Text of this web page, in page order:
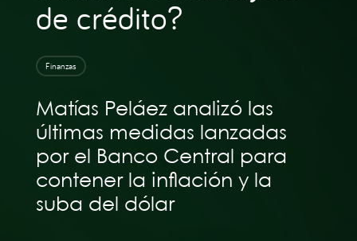
de crédito?
Finanzas
Matías Peláez analizó las
últimas medidas lanzadas
por el Banco Central para
contener la inflación y la
suba del dólar